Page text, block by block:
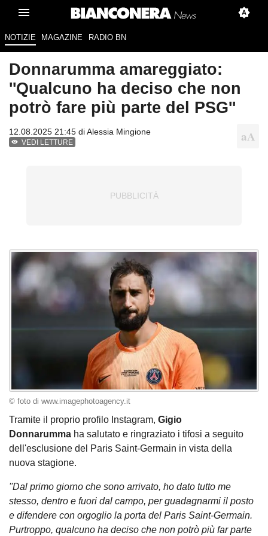
NOTIZIE MAGAZINE RADIO BN
Donnarumma amareggiato:
''Qualcuno ha deciso che non
potrò fare più parte del PSG''
12.08.2025 21:45 diAlessia Mingione
VEDI LETTURE
© foto di www.imagephotoagency.it
Tramite il proprio profilo Instagram, Gigio
Donnarumma ha salutato e ringraziato i tifosi a seguito
dell'esclusione del Paris Saint-Germain in vista della
nuova stagione.
''Dal primo giorno che sono arrivato, ho dato tutto me
stesso, dentro e fuori dal campo, per guadagnarmi il posto
e difendere con orgoglio la porta del Paris Saint-Germain.
Purtroppo, qualcuno ha deciso che non potrò più far parte